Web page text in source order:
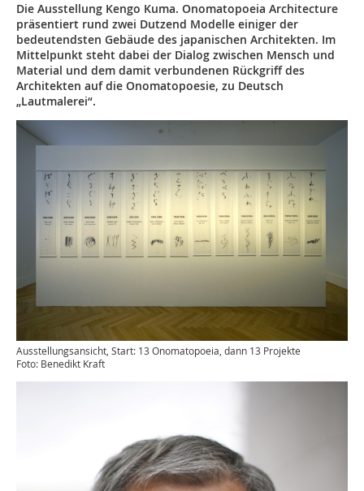
Die Ausstellung Kengo Kuma. Onomatopoeia Architecture
präsentiert rund zwei Dutzend Modelle einiger der
bedeutendsten Gebäude des japanischen Architekten. Im
Mittelpunkt steht dabei der Dialog zwischen Mensch und
Material und dem damit verbundenen Rückgriff des
Architekten auf die Onomatopoesie, zu Deutsch
„Lautmalerei“.
Ausstellungsansicht, Start: 13 Onomatopoeia, dann 13 Projekte
Foto: Benedikt Kraft